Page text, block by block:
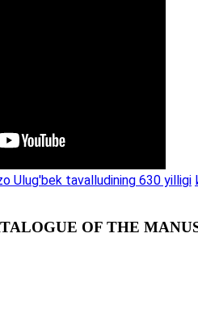
Ulug'bek tavalludining 630 yilligi
OF THE